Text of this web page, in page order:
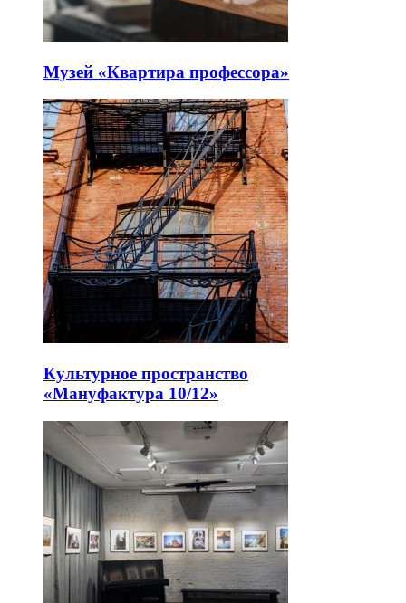
Музей «Квартира профессора»
Культурное пространство
«Мануфактура 10/12»